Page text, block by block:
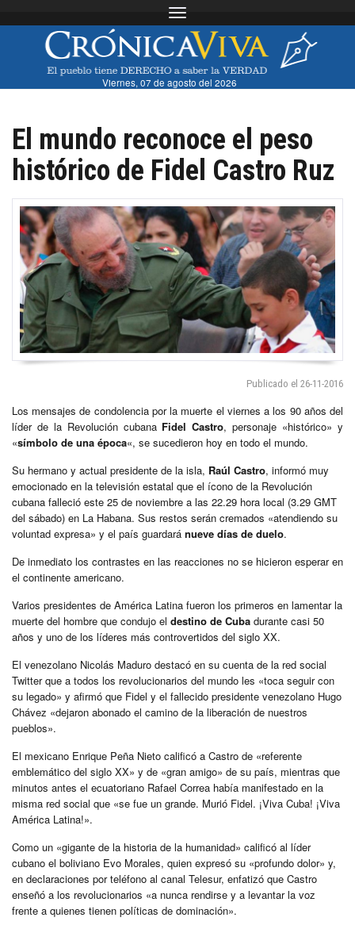
Toggle navigation
Viernes, 07 de agosto del 2026
El mundo reconoce el peso
histórico de Fidel Castro Ruz
Publicado el 26-11-2016
Los mensajes de condolencia por la muerte el viernes a los 90 años del
líder de la Revolución cubana Fidel Castro, personaje «histórico» y
«símbolo de una época«, se sucedieron hoy en todo el mundo.
Su hermano y actual presidente de la isla, Raúl Castro, informó muy
emocionado en la televisión estatal que el ícono de la Revolución
cubana falleció este 25 de noviembre a las 22.29 hora local (3.29 GMT
del sábado) en La Habana. Sus restos serán cremados «atendiendo su
voluntad expresa» y el país guardará nueve días de duelo.
De inmediato los contrastes en las reacciones no se hicieron esperar en
el continente americano.
Varios presidentes de América Latina fueron los primeros en lamentar la
muerte del hombre que condujo el destino de Cuba durante casi 50
años y uno de los líderes más controvertidos del siglo XX.
El venezolano Nicolás Maduro destacó en su cuenta de la red social
Twitter que a todos los revolucionarios del mundo les «toca seguir con
su legado» y afirmó que Fidel y el fallecido presidente venezolano Hugo
Chávez «dejaron abonado el camino de la liberación de nuestros
pueblos».
El mexicano Enrique Peña Nieto calificó a Castro de «referente
emblemático del siglo XX» y de «gran amigo» de su país, mientras que
minutos antes el ecuatoriano Rafael Correa había manifestado en la
misma red social que «se fue un grande. Murió Fidel. ¡Viva Cuba! ¡Viva
América Latina!».
Como un «gigante de la historia de la humanidad» calificó al líder
cubano el boliviano Evo Morales, quien expresó su «profundo dolor» y,
en declaraciones por teléfono al canal Telesur, enfatizó que Castro
enseñó a los revolucionarios «a nunca rendirse y a levantar la voz
frente a quienes tienen políticas de dominación».